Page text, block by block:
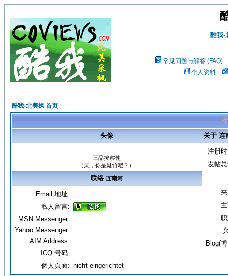
酷我-
常见问题与解答 (FAQ)
个人资料
酷我-北美枫 首页
头像
关于 连
三品按察使
（天，你是斑竹吧？）
注册
发帖
Blog(
联络 连南河
Email 地址:
私人留言:
MSN Messenger:
Yahoo Messenger:
AIM Address:
ICQ 号码:
個人頁面: nicht eingerichtet